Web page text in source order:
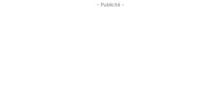
- Publicité -